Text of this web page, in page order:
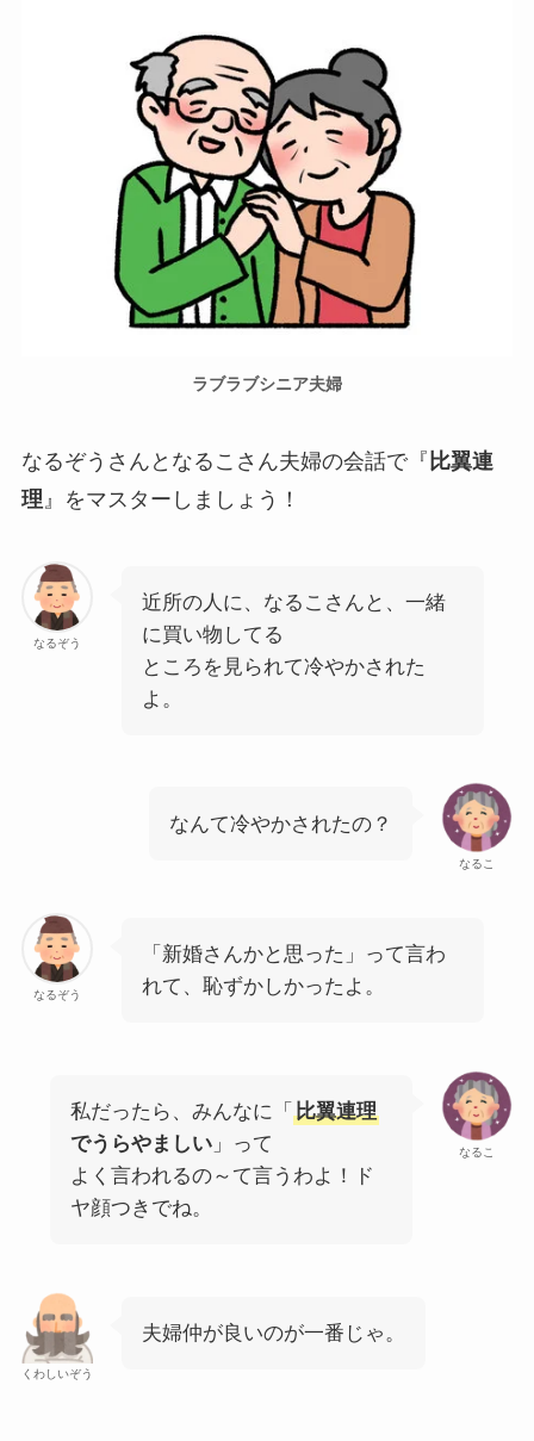
ラブラブシニア夫婦
なるぞうさんとなるこさん夫婦の会話で『 比翼連
理 』をマスターしましょう！
なるぞう
近所の人に、なるこさんと、一緒
に買い物してる
ところを見られて冷やかされた
よ。
なるこ
なんて冷やかされたの？
なるぞう
「新婚さんかと思った」って言わ
れて、恥ずかしかったよ。
なるこ
私だったら、みんなに「 比翼連理
でうらやましい」って
よく言われるの～て言うわよ！ド
ヤ顔つきでね。
くわしいぞう
夫婦仲が良いのが一番じゃ。